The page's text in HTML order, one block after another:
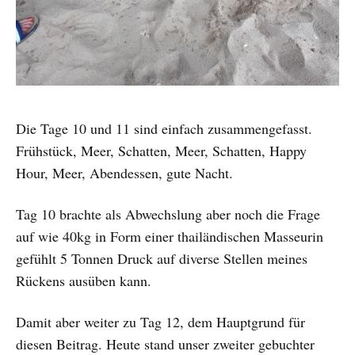
Die Tage 10 und 11 sind einfach zusammengefasst.
Frühstück, Meer, Schatten, Meer, Schatten, Happy
Hour, Meer, Abendessen, gute Nacht.
Tag 10 brachte als Abwechslung aber noch die Frage
auf wie 40kg in Form einer thailändischen Masseurin
gefühlt 5 Tonnen Druck auf diverse Stellen meines
Rückens ausüben kann.
Damit aber weiter zu Tag 12, dem Hauptgrund für
diesen Beitrag. Heute stand unser zweiter gebuchter